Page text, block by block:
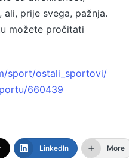
prije svega, pažnja.
možete pročitati
sport/ostali_sportovi/
660439
LinkedIn More